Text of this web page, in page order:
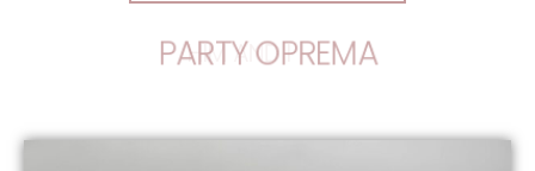
PARTY OPREMA